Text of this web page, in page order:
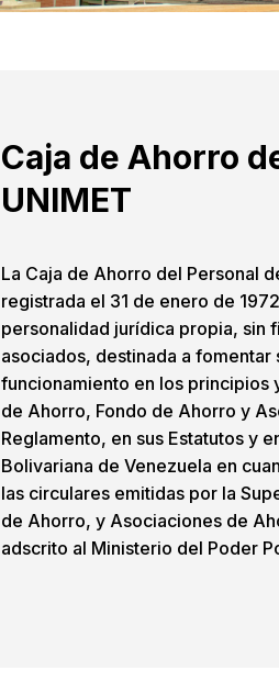
Caja de Ahorro
UNIMET
La Caja de Ahorro del Personal
registrada el 31 de enero de
personalidad jurídica propia, sin
asociados, destinada a
funcionamiento en los principios
de Ahorro, Fondo de Ahorro y
Reglamento, en sus Estatutos y
Bolivariana de Venezuela en
las circulares emitidas por la
de Ahorro, y Asociaciones de
adscrito al Ministerio del Poder